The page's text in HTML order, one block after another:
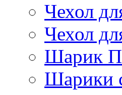
Чехол
Чехол
Шарик
Шарики